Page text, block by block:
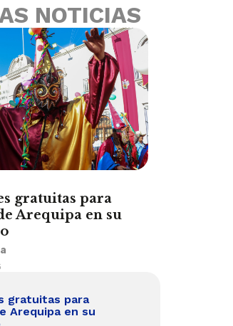
NOTICIAS
gratuitas para
Arequipa en su
gratuitas para
Arequipa en su